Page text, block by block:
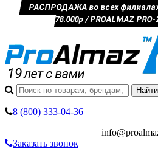
РАСПРОДАЖА во всех
78.000р / PROALMAZ PRO-
8 (800) 333-04-36
Заказать звонок